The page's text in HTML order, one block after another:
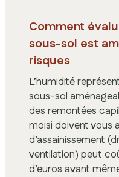
Comment
sous-sol est
risques
L’humidité
sous-sol
des remontées
moisi doivent vous
d’assainissement
ventilation) peut
d’euros avant